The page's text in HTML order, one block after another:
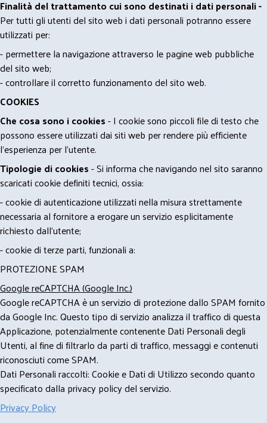
Finalità del trattamento cui sono destinati i dati personali -
Per tutti gli utenti del sito web i dati personali potranno essere
utilizzati per:
- permettere la navigazione attraverso le pagine web pubbliche
del sito web;
- controllare il corretto funzionamento del sito web.
COOKIES
Che cosa sono i cookies- I cookie sono piccoli file di testo che
possono essere utilizzati dai siti web per rendere più efficiente
l'esperienza per l'utente.
Tipologie di cookies- Si informa che navigando nel sito saranno
scaricati cookie definiti tecnici, ossia:
- cookie di autenticazione utilizzati nella misura strettamente
necessaria al fornitore a erogare un servizio esplicitamente
richiesto dall'utente;
- cookie di terze parti, funzionali a:
PROTEZIONE SPAM
Google reCAPTCHA (Google Inc.)
Google reCAPTCHA è un servizio di protezione dallo SPAM fornito
da Google Inc. Questo tipo di servizio analizza il traffico di questa
Applicazione, potenzialmente contenente Dati Personali degli
Utenti, al fine di filtrarlo da parti di traffico, messaggi e contenuti
riconosciuti come SPAM.
Dati Personali raccolti: Cookie e Dati di Utilizzo secondo quanto
specificato dalla privacy policy del servizio.
Privacy Policy